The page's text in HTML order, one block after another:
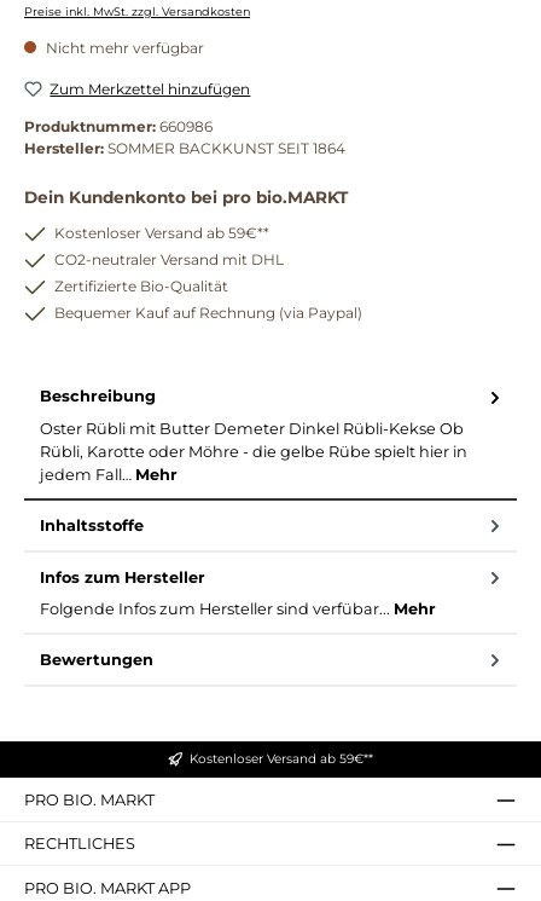
Preise inkl. MwSt. zzgl. Versandkosten
Nicht mehr verfügbar
Zum Merkzettel hinzufügen
Produktnummer: 660986
Hersteller: SOMMER BACKKUNST SEIT 1864
Dein Kundenkonto bei pro bio.MARKT
Kostenloser Versand ab 59€**
CO2-neutraler Versand mit DHL
Zertifizierte Bio-Qualität
Bequemer Kauf auf Rechnung (via Paypal)
Beschreibung
Oster Rübli mit Butter Demeter Dinkel Rübli-Kekse Ob
Rübli, Karotte oder Möhre - die gelbe Rübe spielt hier in
jedem Fall… Mehr
Inhaltsstoffe
Infos zum Hersteller
Folgende Infos zum Hersteller sind verfübar... Mehr
Bewertungen
Kostenloser Versand ab 59€**
PRO BIO. MARKT
RECHTLICHES
PRO BIO. MARKT APP